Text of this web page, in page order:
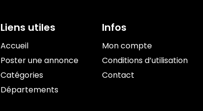
Liens utiles
Accueil
Poster une annonce
Catégories
Départements
Infos
Mon compte
Conditions d’utilisation
Contact